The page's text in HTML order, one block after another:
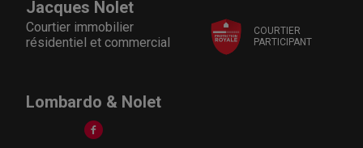
Jacques Nolet
Courtier immobilier
résidentiel et commercial
COURTIER
PARTICIPANT
Lombardo & Nolet